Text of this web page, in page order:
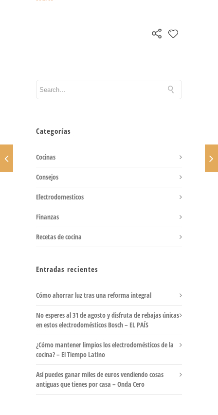
Categorías
Cocinas
Consejos
Electrodomesticos
Finanzas
Recetas de cocina
Entradas recientes
Cómo ahorrar luz tras una reforma integral
No esperes al 31 de agosto y disfruta de rebajas únicas
en estos electrodomésticos Bosch – EL PAÍS
¿Cómo mantener limpios los electrodomésticos de la
cocina? – El Tiempo Latino
Así puedes ganar miles de euros vendiendo cosas
antiguas que tienes por casa – Onda Cero